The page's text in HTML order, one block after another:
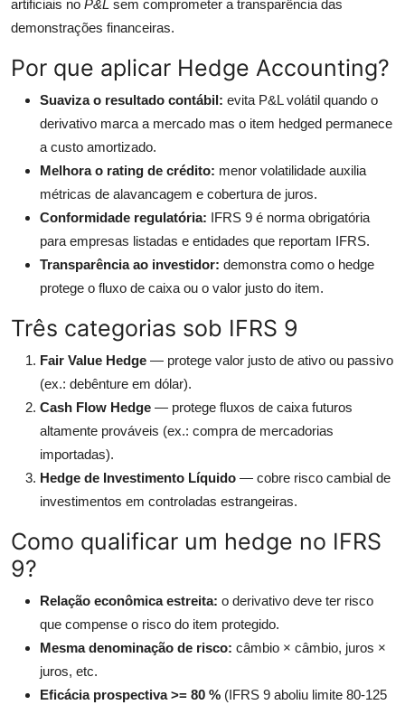
artificiais no P&L sem comprometer a transparência das
demonstrações financeiras.
Por que aplicar Hedge Accounting?
Suaviza o resultado contábil: evita P&L volátil quando o
derivativo marca a mercado mas o item hedged permanece
a custo amortizado.
Melhora o rating de crédito: menor volatilidade auxilia
métricas de alavancagem e cobertura de juros.
Conformidade regulatória: IFRS 9 é norma obrigatória
para empresas listadas e entidades que reportam IFRS.
Transparência ao investidor: demonstra como o hedge
protege o fluxo de caixa ou o valor justo do item.
Três categorias sob IFRS 9
Fair Value Hedge — protege valor justo de ativo ou passivo
(ex.: debênture em dólar).
Cash Flow Hedge — protege fluxos de caixa futuros
altamente prováveis (ex.: compra de mercadorias
importadas).
Hedge de Investimento Líquido — cobre risco cambial de
investimentos em controladas estrangeiras.
Como qualificar um hedge no IFRS
9?
Relação econômica estreita: o derivativo deve ter risco
que compense o risco do item protegido.
Mesma denominação de risco: câmbio × câmbio, juros ×
juros, etc.
Eficácia prospectiva >= 80 % (IFRS 9 aboliu limite 80-125